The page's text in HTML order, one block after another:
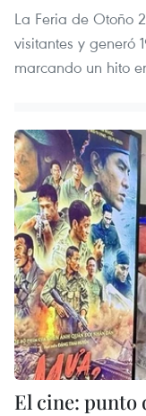
La Feria de Otoño
visitantes y generó
marcando un hito
El cine: punto